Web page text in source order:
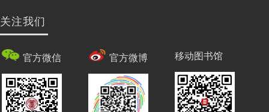
关注我们
官方微信 官方微博 移动图书馆